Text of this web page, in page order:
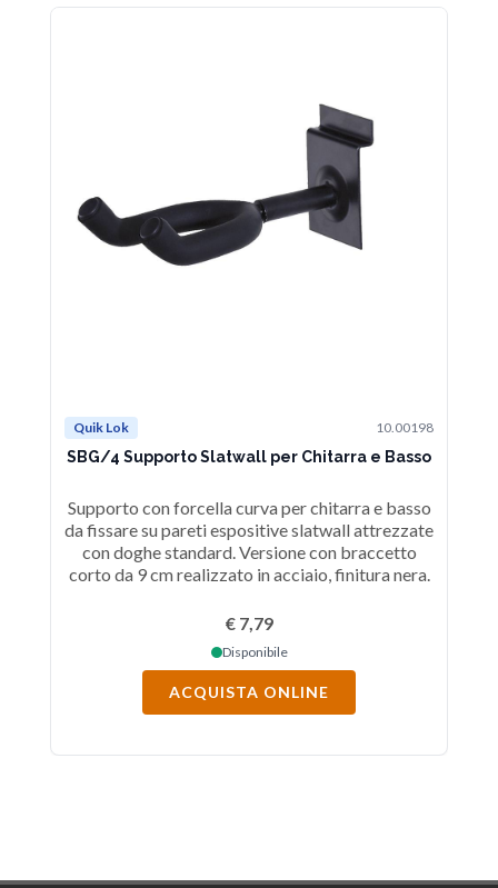
Quik Lok 10.00198
SBG/4 Supporto Slatwall per Chitarra e Basso
Supporto con forcella curva per chitarra e basso
da fissare su pareti espositive slatwall attrezzate
con doghe standard. Versione con braccetto
corto da 9 cm realizzato in acciaio, finitura nera.
€ 7,79
Disponibile
ACQUISTA ONLINE